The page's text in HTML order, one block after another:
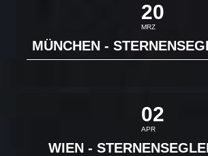
20
MRZ
MÜNCHEN -
02
APR
WIEN -